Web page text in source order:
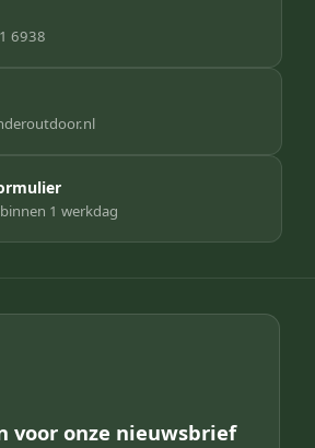
6938
1 werkdag
voor onze nieuwsbrief